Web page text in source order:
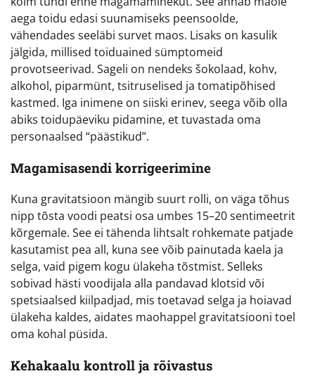
aega toidu edasi suunamiseks peensoolde,
vähendades seeläbi survet maos. Lisaks on kasulik
jälgida, millised toiduained sümptomeid
provotseerivad. Sageli on nendeks šokolaad, kohv,
alkohol, piparmünt, tsitruselised ja tomatipõhised
kastmed. Iga inimene on siiski erinev, seega võib olla
abiks toidupäeviku pidamine, et tuvastada oma
personaalsed “päästikud”.
Magamisasendi korrigeerimine
Kuna gravitatsioon mängib suurt rolli, on väga tõhus
nipp tõsta voodi peatsi osa umbes 15–20 sentimeetrit
kõrgemale. See ei tähenda lihtsalt rohkemate patjade
kasutamist pea all, kuna see võib painutada kaela ja
selga, vaid pigem kogu ülakeha tõstmist. Selleks
sobivad hästi voodijala alla pandavad klotsid või
spetsiaalsed kiilpadjad, mis toetavad selga ja hoiavad
ülakeha kaldes, aidates maohappel gravitatsiooni toel
oma kohal püsida.
Kehakaalu kontroll ja rõivastus